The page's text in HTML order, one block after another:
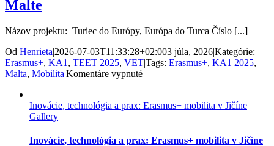
Malte
Názov projektu: Turiec do Európy, Európa do Turca Číslo [...]
Od Henrieta|2026-07-03T11:33:28+02:003 júla, 2026|Kategórie:
Erasmus+, KA1 , TEET 2025, VET|Tags: Erasmus+, KA1 2025,
Malta, Mobilita|Komentáre vypnuténa
po
žiaci
Inovácie, technológia a prax: Erasmus+ mobilita v Jičíne
Gallery
Inovácie, technológia a prax: Erasmus+ mobilita v Jičíne